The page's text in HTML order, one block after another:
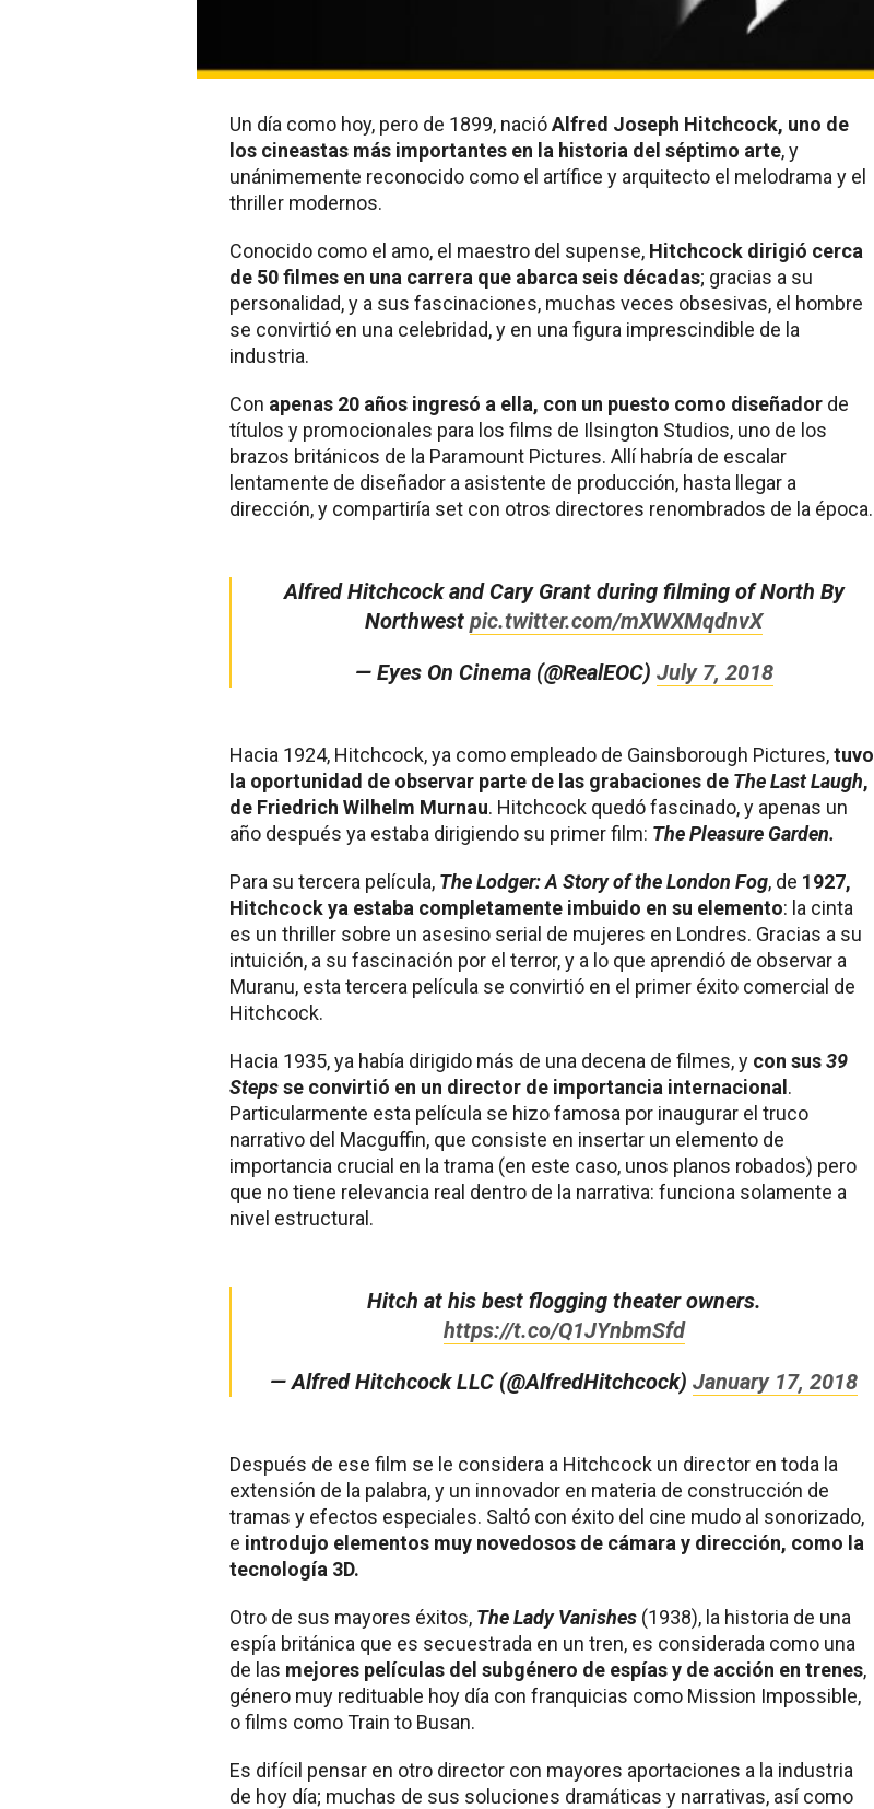
Un día como hoy, pero de 1899, nacióAlfred Joseph Hitchcock, uno de
los cineastas más importantes en la historia del séptimo arte, y
unánimemente reconocido como el artífice y arquitecto el melodrama y el
thriller modernos.
Conocido como el amo, el maestro del supense, Hitchcock dirigió cerca
de 50 filmes en una carrera que abarca seis décadas; gracias a su
personalidad, y a sus fascinaciones, muchas veces obsesivas, el hombre
se convirtió en una celebridad, y en una figura imprescindible de la
industria.
Con apenas 20 años ingresó a ella, con un puesto como diseñador de
títulos y promocionales para los films de Ilsington Studios, uno de los
brazos británicos de la Paramount Pictures. Allí habría de escalar
lentamente de diseñador a asistente de producción, hasta llegar a
dirección, y compartiría set con otros directores renombrados de la época.
Alfred Hitchcock and Cary Grant during filming of North By
Northwestpic.twitter.com/mXWXMqdnvX
— Eyes On Cinema (@RealEOC) July 7, 2018
Hacia 1924, Hitchcock, ya como empleado de Gainsborough Pictures,tuvo
la oportunidad de observar parte de las grabaciones de The Last Laugh,
de Friedrich Wilhelm Murnau. Hitchcock quedó fascinado, y apenas un
año después ya estaba dirigiendo su primer film: The Pleasure Garden.
Para su tercera película, The Lodger: A Story of the London Fog, de 1927,
Hitchcock ya estaba completamente imbuido en su elemento: la cinta
es un thriller sobre un asesino serial de mujeres en Londres. Gracias a su
intuición, a su fascinación por el terror, y a lo que aprendió de observar a
Muranu, esta tercera película se convirtió en el primer éxito comercial de
Hitchcock.
Hacia 1935, ya había dirigido más de una decena de filmes, y con sus39
Stepsse convirtió en un director de importancia internacional.
Particularmente esta película se hizo famosa por inaugurar el truco
narrativo del Macguffin, que consiste en insertar un elemento de
importancia crucial en la trama (en este caso, unos planos robados) pero
que no tiene relevancia real dentro de la narrativa: funciona solamente a
nivel estructural.
Hitch at his best flogging theater owners.
https://t.co/Q1JYnbmSfd
— Alfred Hitchcock LLC (@AlfredHitchcock)January 17, 2018
Después de ese film se le considera a Hitchcock un director en toda la
extensión de la palabra, y un innovador en materia de construcción de
tramas y efectos especiales. Saltó con éxito del cine mudo al sonorizado,
e introdujo elementos muy novedosos de cámara y dirección, como la
tecnología 3D.
Otro de sus mayores éxitos, The Lady Vanishes (1938), la historia de una
espía británica que es secuestrada en un tren, es considerada como una
de las mejores películas del subgénero de espías y de acción en trenes,
género muy redituable hoy día con franquicias como Mission Impossible,
o films como Train to Busan.
Es difícil pensar en otro director con mayores aportaciones a la industria
de hoy día; muchas de sus soluciones dramáticas y narrativas, así como